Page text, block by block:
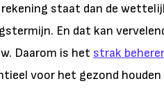
staat dan de
En dat kan
Daarom is het strak
voor het gezond houden